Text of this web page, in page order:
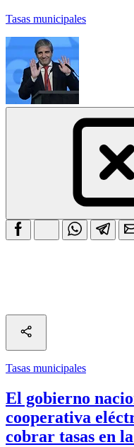
Tasas municipales
Tasas municipales
El gobierno
cooperativa
cobrar tasas en